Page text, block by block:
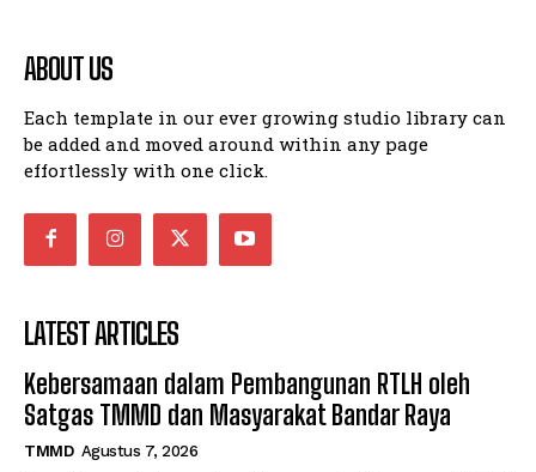
ABOUT US
Each template in our ever growing studio library can
be added and moved around within any page
effortlessly with one click.
LATEST ARTICLES
Kebersamaan dalam Pembangunan RTLH oleh
Satgas TMMD dan Masyarakat Bandar Raya
TMMD Agustus 7, 2026